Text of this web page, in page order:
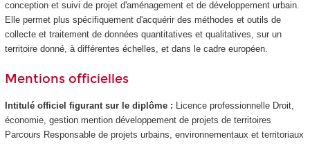
conception et suivi de projet d'aménagement et de développement urbain.
Elle permet plus spécifiquement d'acquérir des méthodes et outils de
collecte et traitement de données quantitatives et qualitatives, sur un
territoire donné, à différentes échelles, et dans le cadre européen.
Mentions officielles
Intitulé officiel figurant sur le diplôme : Licence professionnelle Droit,
économie, gestion mention développement de projets de territoires
Parcours Responsable de projets urbains, environnementaux et territoriaux